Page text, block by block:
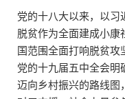
党的十八大以来，以习
脱贫作为全面建成小
国范围全面打响脱贫攻
党的十九届五中全会明
迈向乡村振兴的路线图